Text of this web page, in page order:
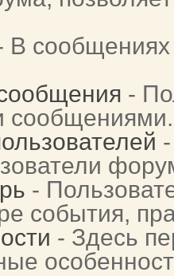
В
-
сообщениями.
-
события,
- Здесь